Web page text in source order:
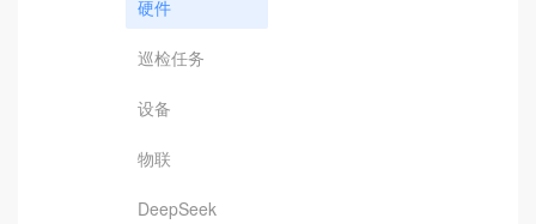
硬件
巡检任务
设备
物联
DeepSeek